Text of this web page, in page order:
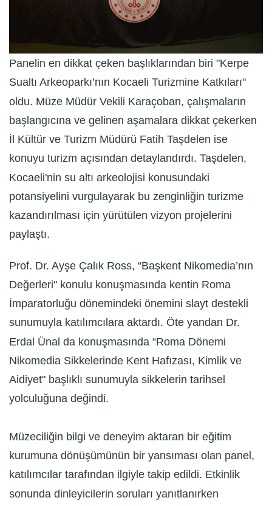
Panelin en dikkat çeken başlıklarından biri "Kerpe
Sualtı Arkeoparkı’nın Kocaeli Turizmine Katkıları"
oldu. Müze Müdür Vekili Karaçoban, çalışmaların
başlangıcına ve gelinen aşamalara dikkat çekerken
İl Kültür ve Turizm Müdürü Fatih Taşdelen ise
konuyu turizm açısından detaylandırdı. Taşdelen,
Kocaeli'nin su altı arkeolojisi konusundaki
potansiyelini vurgulayarak bu zenginliğin turizme
kazandırılması için yürütülen vizyon projelerini
paylaştı.
Prof. Dr. Ayşe Çalık Ross, “Başkent Nikomedia’nın
Değerleri" konulu konuşmasında kentin Roma
İmparatorluğu dönemindeki önemini slayt destekli
sunumuyla katılımcılara aktardı. Öte yandan Dr.
Erdal Ünal da konuşmasında “Roma Dönemi
Nikomedia Sikkelerinde Kent Hafızası, Kimlik ve
Aidiyet" başlıklı sunumuyla sikkelerin tarihsel
yolculuğuna değindi.
Müzeciliğin bilgi ve deneyim aktaran bir eğitim
kurumuna dönüşümünün bir yansıması olan panel,
katılımcılar tarafından ilgiyle takip edildi. Etkinlik
sonunda dinleyicilerin soruları yanıtlanırken